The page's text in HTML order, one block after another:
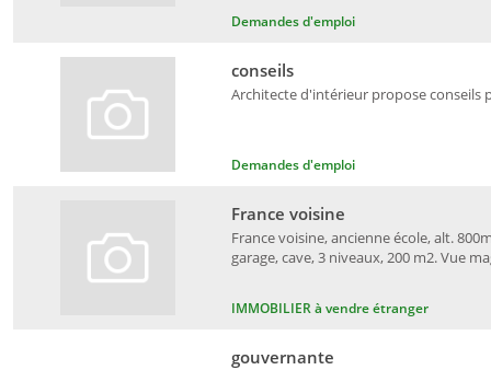
Demandes d'emploi
Demandes d'emploi
Architecte d'intérieur propose conseils
conseils
IMMOBILIER à vendre étranger
France voisine, ancienne école, alt.
garage, cave, 3 niveaux, 200 m2. Vue
France voisine
gouvernante